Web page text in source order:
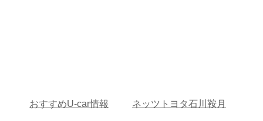
おすすめU-car情報 ネッツトヨタ石川鞍月